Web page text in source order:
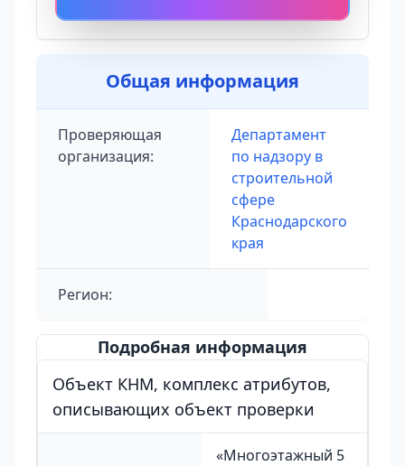
Общая информация
Проверяющая
организация:
Департамент
по надзору в
строительной
сфере
Краснодарского
края
Регион:
Подробная информация
Объект КНМ, комплекс атрибутов,
описывающих объект проверки
«Многоэтажный 5